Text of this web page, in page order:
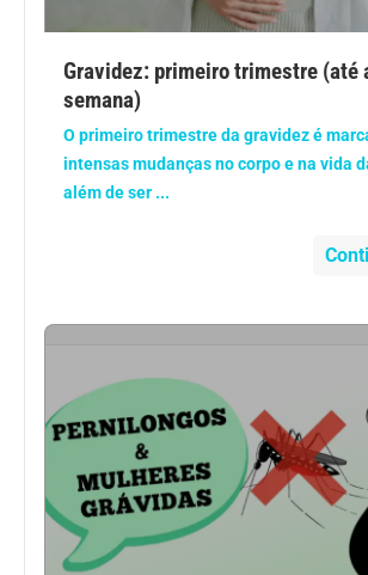
Anemia
Anestesia
Aparelho Digestivo
Cirurgia Plástica
Coronavírus
Dengue
Gravidez: primeiro trimestre (até
semana)
O primeiro trimestre da gravidez é
intensas mudanças no corpo e na vida
além de ser ...